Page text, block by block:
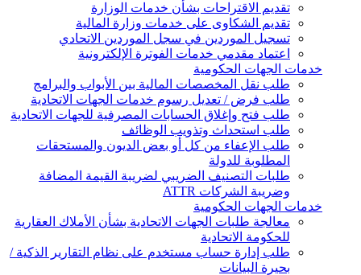
تقديم الاقتراحات بشأن خدمات الوزارة
تقديم الشكاوى على خدمات وزارة المالية
تسجيل الموردين في سجل الموردين الاتحادي
اعتماد مقدمي خدمات الفوترة الإلكترونية
خدمات الجهات الحكومية
طلب نقل المخصصات المالية بين الأبواب والبرامج
طلب فرض / تعديل رسوم خدمات الجهات الاتحادية
طلب فتح وإغلاق الحسابات المصرفية للجهات الاتحادية
طلب استحداث وتذويب الوظائف
طلب الإعفاء من كل أو بعض الديون والمستحقات
المطلوبة للدولة
طلبات التصنيف الضريبي لضريبة القيمة المضافة
وضريبة الشركات ATTR
خدمات الجهات الحكومية
معالجة طلبات الجهات الاتحادية بشأن الأملاك العقارية
للحكومة الاتحادية
طلب إدارة حساب مستخدم على نظام التقارير الذكية /
بحيرة البيانات